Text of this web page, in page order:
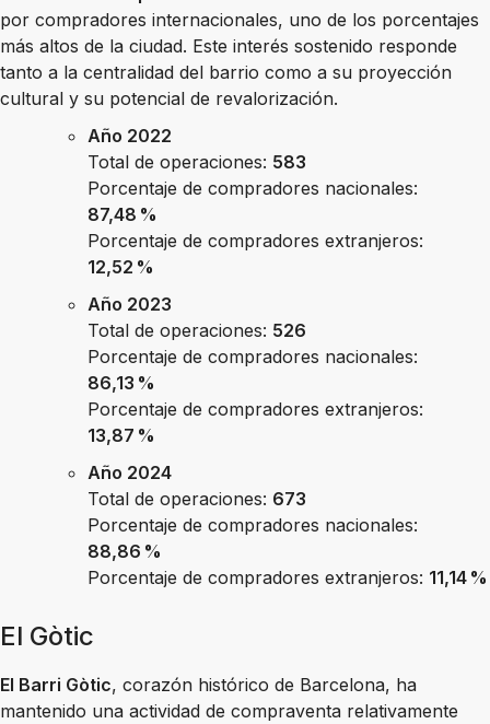
por compradores internacionales, uno de los porcentajes
más altos de la ciudad. Este interés sostenido responde
tanto a la centralidad del barrio como a su proyección
cultural y su potencial de revalorización.
Año 2022
Total de operaciones: 583
Porcentaje de compradores nacionales:
87,48 %
Porcentaje de compradores extranjeros:
12,52 %
Año 2023
Total de operaciones: 526
Porcentaje de compradores nacionales:
86,13 %
Porcentaje de compradores extranjeros:
13,87 %
Año 2024
Total de operaciones: 673
Porcentaje de compradores nacionales:
88,86 %
Porcentaje de compradores extranjeros: 11,14 %
El Gòtic
El Barri Gòtic, corazón histórico de Barcelona, ha
mantenido una actividad de compraventa relativamente